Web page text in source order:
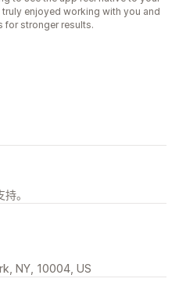
truly enjoyed working with you and
for stronger results.
。
NY, 10004, US